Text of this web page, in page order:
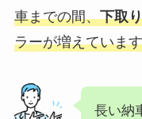
車までの間、下取
ラーが増えています
長い納